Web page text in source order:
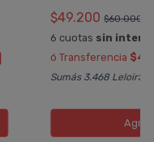
$49.200 $60.000
6 cuotas sin
ó Transferencia
Sumás 3.468 Leloir$